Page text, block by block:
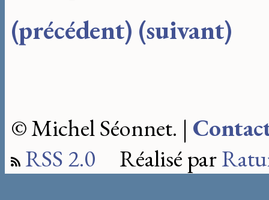
(précédent) (suivant)
© Michel Séonnet. |
RSS 2.0 Réalisé par